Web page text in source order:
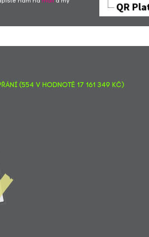
nám na mail
a my
PŘÁNÍ (554 v hodnotě 17 161 349 Kč)